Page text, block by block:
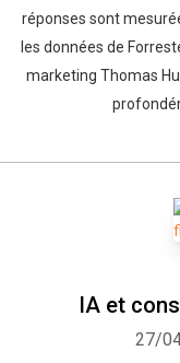
réponses sont
les données de
marketing Thomas
IA et
27/